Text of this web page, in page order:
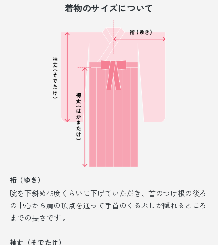
着物のサイズについて
裄（ゆき）
腕を下斜め45度くらいに下げていただき、首のつけ根の後ろ
の中心から肩の頂点を通って手首のくるぶしが隠れるところ
までの長さです 。
袖丈（そでたけ）